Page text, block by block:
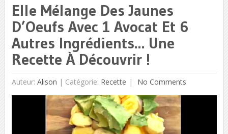
Elle Mélange Des Jaunes
D’Oeufs Avec 1 Avocat Et 6
Autres Ingrédients… Une
Recette À Découvrir !
Auteur: Alison | Catégorie: Recette No Comments